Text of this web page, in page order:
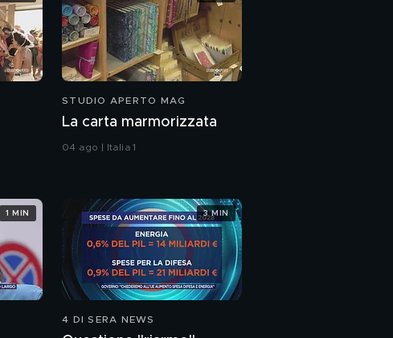
STUDIO APERTO MAG
La carta marmorizzata
04 ago | Italia 1
1 MIN
4 DI SERA NEWS
3 MIN